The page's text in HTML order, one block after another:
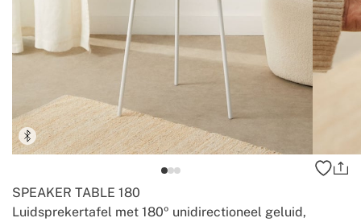
Luidsprekertafel met 180º unidirectioneel geluid,
SPEAKER TABLE 180